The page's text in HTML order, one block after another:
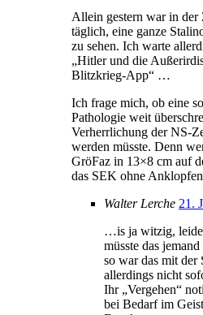
Allein gestern war in
täglich, eine ganze
zu sehen. Ich warte
„Hitler und die
Blitzkrieg-App“ …
Ich frage mich, ob eine
Pathologie weit
Verherrlichung der NS-
werden müsste. Denn
GröFaz in 13×8 cm auf
das SEK ohne
Walter Lerche 21.
…is ja witzig,
müsste das
so war das mit
allerdings nicht
Ihr „Vergehen“
bei Bedarf im